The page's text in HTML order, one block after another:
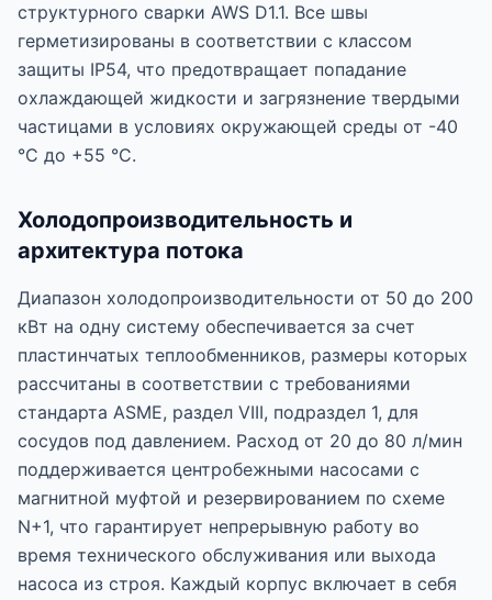
структурного сварки AWS D1.1. Все швы
герметизированы в соответствии с классом
защиты IP54, что предотвращает попадание
охлаждающей жидкости и загрязнение твердыми
частицами в условиях окружающей среды от -40
°C до +55 °C.
Холодопроизводительность и
архитектура потока
Диапазон холодопроизводительности от 50 до 200
кВт на одну систему обеспечивается за счет
пластинчатых теплообменников, размеры которых
рассчитаны в соответствии с требованиями
стандарта ASME, раздел VIII, подраздел 1, для
сосудов под давлением. Расход от 20 до 80 л/мин
поддерживается центробежными насосами с
магнитной муфтой и резервированием по схеме
N+1, что гарантирует непрерывную работу во
время технического обслуживания или выхода
насоса из строя. Каждый корпус включает в себя